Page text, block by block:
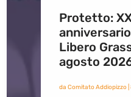
Protetto:
Libero
agosto
da Comitato Addiopizzo|